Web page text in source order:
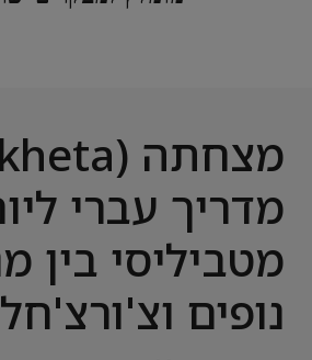
מדריך עברי
מטביליסי בין
נופים